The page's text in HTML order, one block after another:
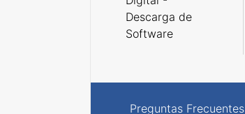
Descarga de
Software
Preguntas Frecuentes